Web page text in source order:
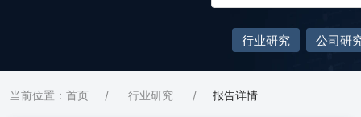
行业研究 公司研
当前位置：首页 / 行业研究 / 报告详情